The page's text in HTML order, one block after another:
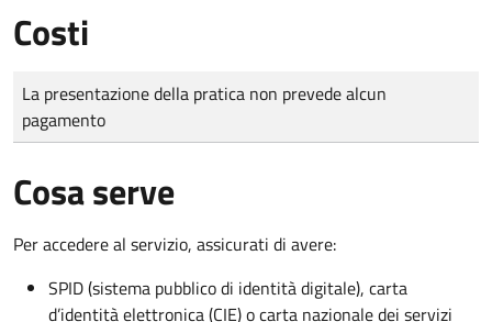
Costi
Tipo di pagamento
Importo
La presentazione della pratica non prevede alcun
pagamento
Cosa serve
Per accedere al servizio, assicurati di avere:
SPID (sistema pubblico di identità digitale), carta
d’identità elettronica (CIE) o carta nazionale dei servizi